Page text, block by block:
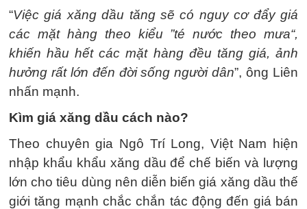
“Việc giá xăng dầu tăng sẽ có nguy cơ đẩy giá
các mặt hàng theo kiểu ”té nước theo mưa“,
khiến hầu hết các mặt hàng đều tăng giá, ảnh
hưởng rất lớn đến đời sống người dân”, ông Liên
nhấn mạnh.
Kìm giá xăng dầu cách nào?
Theo chuyên gia Ngô Trí Long, Việt Nam hiện
nhập khẩu khẩu xăng dầu để chế biến và lượng
lớn cho tiêu dùng nên diễn biến giá xăng dầu thế
giới tăng mạnh chắc chắn tác động đến giá bán